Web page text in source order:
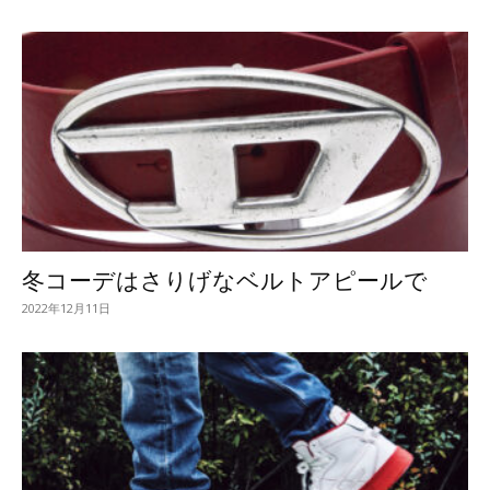
冬コーデはさりげなベルトアピールで
2022年12月11日